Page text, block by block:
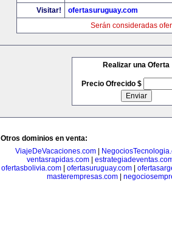
Visitar!
ofertasuruguay.com
Serán consideradas
Realizar una Oferta
Precio Ofrecido $
Otros dominios en venta:
ViajeDeVacaciones.com|
ventasrapidas.com|
ofertasbolivia.com| ofertasuruguay.com|
masterempresas.com|